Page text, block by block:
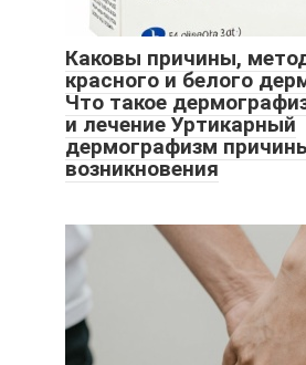
Каковы причины,
красного и белого
Что такое
и лечение Уртикарный
дермографизм
возникновения